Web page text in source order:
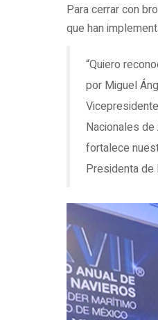
Para cerrar con
que han
“Quiero
por Miguel
Nacionales
fortalece
Presidenta de